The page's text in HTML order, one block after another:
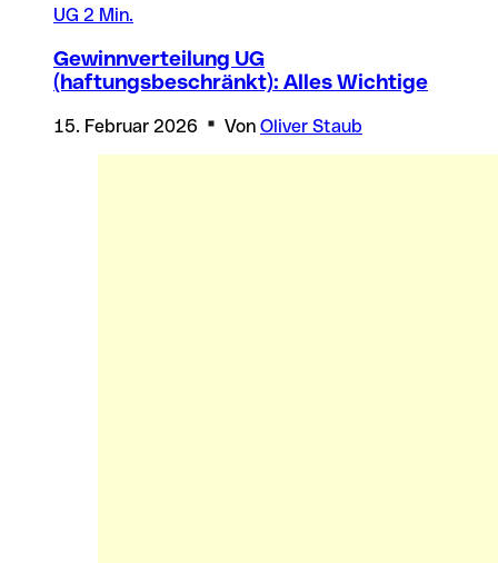
UG 2 Min.
Gewinnverteilung UG
(haftungsbeschränkt): Alles Wichtige
15. Februar 2026 Von Oliver Staub